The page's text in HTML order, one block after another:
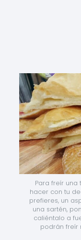
Para freír
hacer con tu
prefieres, un
una sartén,
caliéntalo a
podrán freír